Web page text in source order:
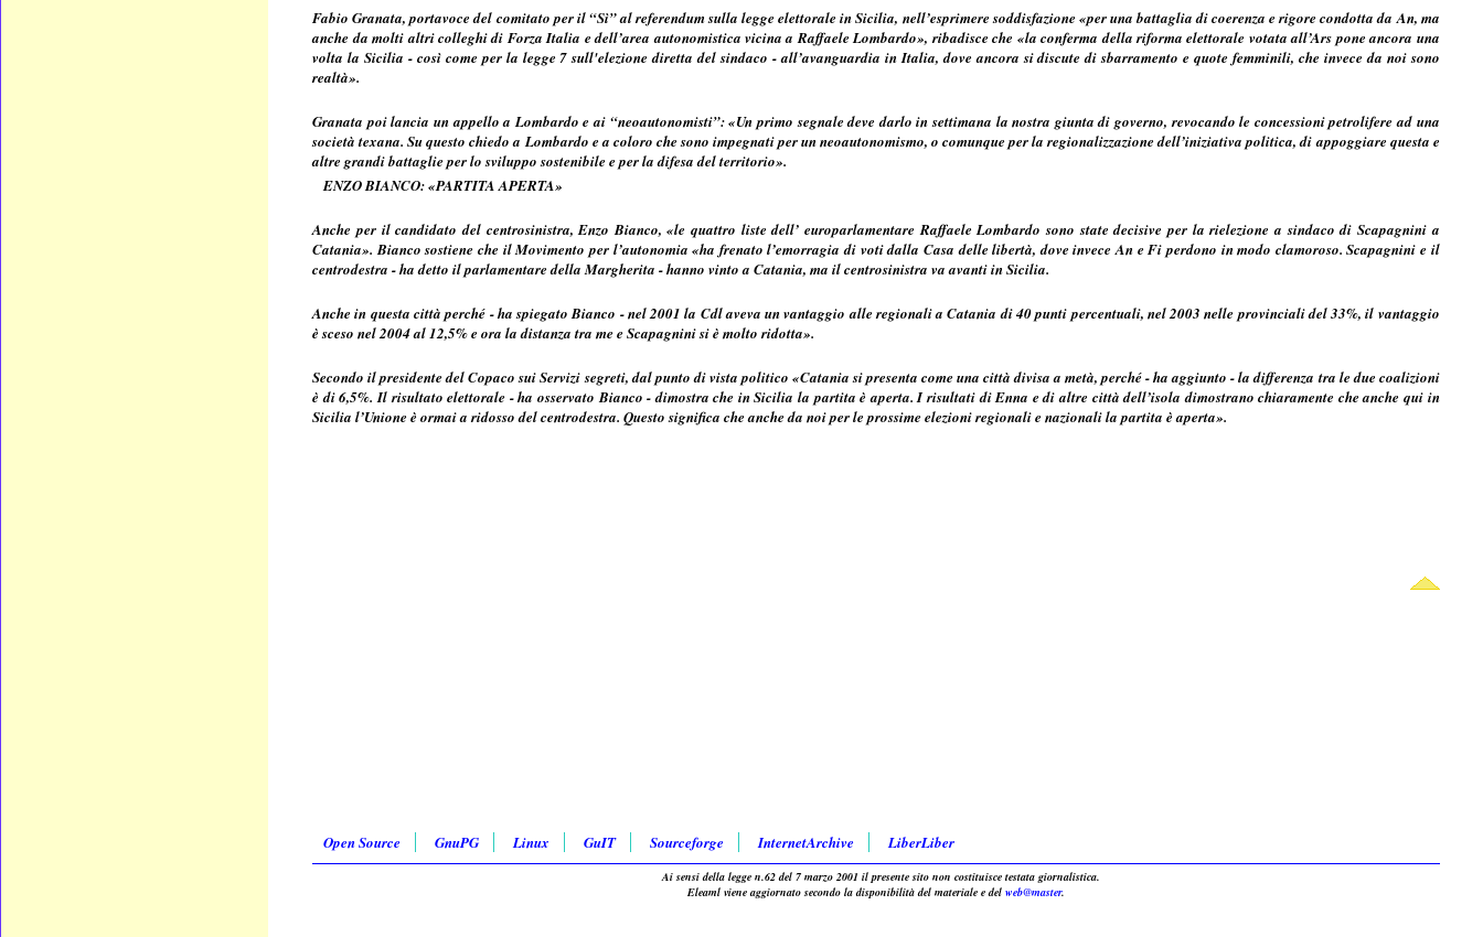
Fabio Granata, portavoce del comitato per il “Sì” al referendum sulla legge elettorale in Sicilia, nell’esprimere soddisfazione «per una battaglia di coerenza e rigore condotta da An, ma
anche da molti altri colleghi di Forza Italia e dell’area autonomistica vicina a Raffaele Lombardo», ribadisce che «la conferma della riforma elettorale votata all’Ars pone ancora una
volta la Sicilia - così come per la legge 7 sull'elezione diretta del sindaco - all’avanguardia in Italia, dove ancora si discute di sbarramento e quote femminili, che invece da noi sono
realtà».
Granata poi lancia un appello a Lombardo e ai “neoautonomisti”: «Un primo segnale deve darlo in settimana la nostra giunta di governo, revocando le concessioni petrolifere ad una
società texana. Su questo chiedo a Lombardo e a coloro che sono impegnati per un neoautonomismo, o comunque per la regionalizzazione dell’iniziativa politica, di appoggiare questa e
altre grandi battaglie per lo sviluppo sostenibile e per la difesa del territorio».
ENZO BIANCO: «PARTITA APERTA»
Anche per il candidato del centrosinistra, Enzo Bianco, «le quattro liste dell’ europarlamentare Raffaele Lombardo sono state decisive per la rielezione a sindaco di Scapagnini a
Catania». Bianco sostiene che il Movimento per l’autonomia «ha frenato l’emorragia di voti dalla Casa delle libertà, dove invece An e Fi perdono in modo clamoroso. Scapagnini e il
centrodestra - ha detto il parlamentare della Margherita - hanno vinto a Catania, ma il centrosinistra va avanti in Sicilia.
Anche in questa città perché - ha spiegato Bianco - nel 2001 la Cdl aveva un vantaggio alle regionali a Catania di 40 punti percentuali, nel 2003 nelle provinciali del 33%, il vantaggio
è sceso nel 2004 al 12,5% e ora la distanza tra me e Scapagnini si è molto ridotta».
Secondo il presidente del Copaco sui Servizi segreti, dal punto di vista politico «Catania si presenta come una città divisa a metà, perché - ha aggiunto - la differenza tra le due coalizioni
è di 6,5%. Il risultato elettorale - ha osservato Bianco - dimostra che in Sicilia la partita è aperta. I risultati di Enna e di altre città dell’isola dimostrano chiaramente che anche qui in
Sicilia l’Unione è ormai a ridosso del centrodestra. Questo significa che anche da noi per le prossime elezioni regionali e nazionali la partita è aperta».
Open Source GnuPG Linux GuIT Sourceforge InternetArchive LiberLiber
Ai sensi della legge n.62 del 7 marzo 2001 il presente sito non costituisce testata giornalistica.
Eleaml viene aggiornato secondo la disponibilità del materiale e del web@master.